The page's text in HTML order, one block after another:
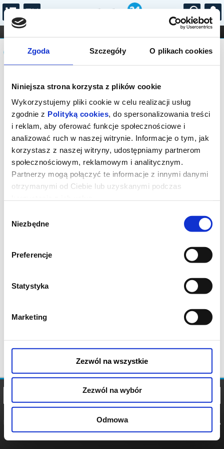
Zgoda Szczegóły O plikach cookies
Niniejsza strona korzysta z plików cookie
Wykorzystujemy pliki cookie w celu realizacji usług
zgodnie z Polityką cookies, do spersonalizowania treści
i reklam, aby oferować funkcje społecznościowe i
analizować ruch w naszej witrynie. Informacje o tym, jak
korzystasz z naszej witryny, udostępniamy partnerom
społecznościowym, reklamowym i analitycznym.
Partnerzy mogą połączyć te informacje z innymi danymi
otrzymanymi od Ciebie lub uzyskanymi podczas
zgody
Niezbędne
Preferencje
Statystyka
Marketing
Zezwól na wszystkie
Zezwól na wybór
Odmowa
...
FILHARMONIA OPERA I BALET
STAND-UP
DLA DZIECI
Komunikat
Sprzedaż biletów on-line na wydarzenie
została zakończona.
POLITYKA
POLITYKA